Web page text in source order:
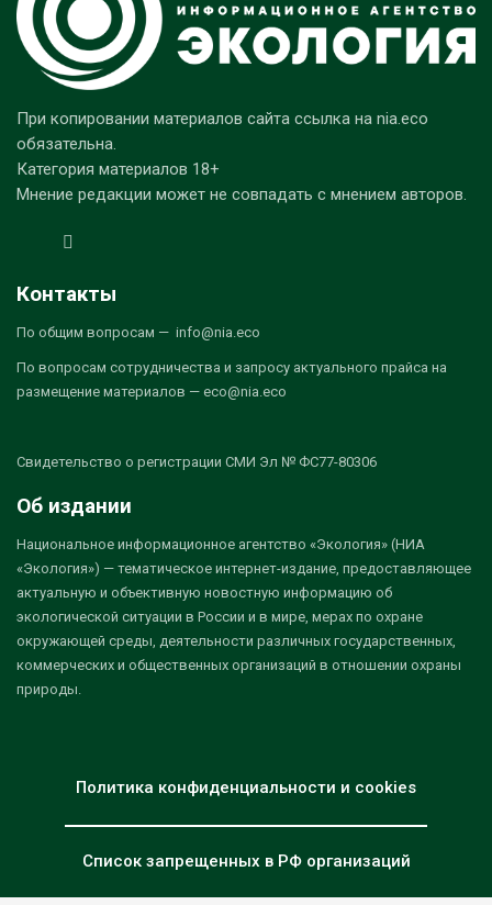
При копировании материалов сайта ссылка на nia.eco
обязательна.
Категория материалов 18+
Мнение редакции может не совпадать с мнением авторов.
Контакты
По общим вопросам — info@nia.eco
По вопросам сотрудничества и запросу актуального прайса на
размещение материалов — eco@nia.eco
Свидетельство о регистрации СМИ Эл № ФС77-80306
Об издании
Национальное информационное агентство «Экология» (НИА
«Экология») — тематическое интернет-издание, предоставляющее
актуальную и объективную новостную информацию об
экологической ситуации в России и в мире, мерах по охране
окружающей среды, деятельности различных государственных,
коммерческих и общественных организаций в отношении охраны
природы.
Политика конфиденциальности и cookies
Список запрещенных в РФ организаций